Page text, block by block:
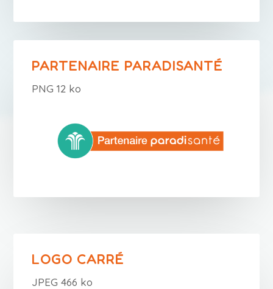
PARTENAIRE PARADISANTÉ
PNG 12 ko
LOGO CARRÉ
JPEG 466 ko